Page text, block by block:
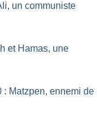
un communiste
et Hamas, une
: Matzpen, ennemi de